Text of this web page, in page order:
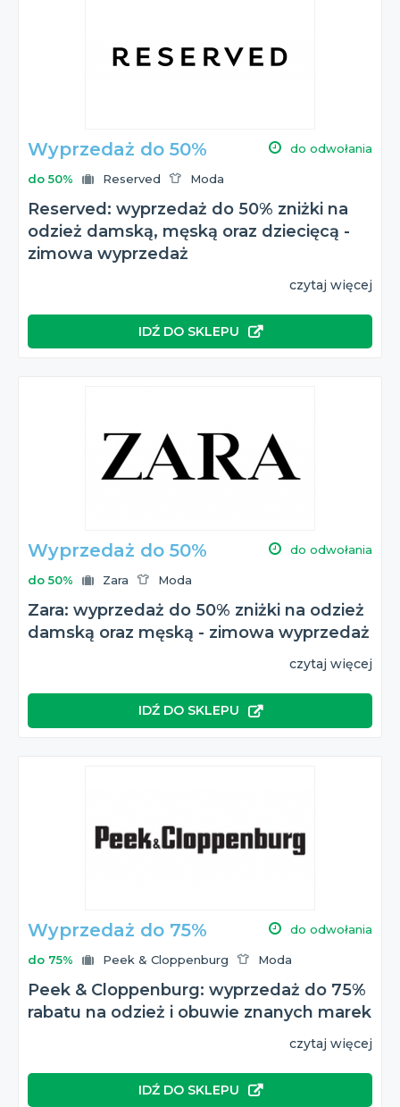
Wyprzedaż do 50% do odwołania
do 50% Reserved Moda
Reserved: wyprzedaż do 50% zniżki na
odzież damską, męską oraz dziecięcą -
zimowa wyprzedaż
czytaj więcej
IDŹ DO SKLEPU
Wyprzedaż do 50% do odwołania
do 50% Zara Moda
Zara: wyprzedaż do 50% zniżki na odzież
damską oraz męską - zimowa wyprzedaż
czytaj więcej
IDŹ DO SKLEPU
Wyprzedaż do 75% do odwołania
do 75% Peek & Cloppenburg Moda
Peek & Cloppenburg: wyprzedaż do 75%
rabatu na odzież i obuwie znanych marek
czytaj więcej
IDŹ DO SKLEPU